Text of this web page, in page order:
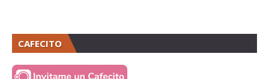
CAFECITO